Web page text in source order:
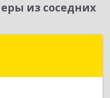
из соседних